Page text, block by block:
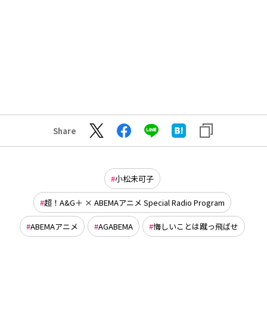
Share
小松未可子
超！A&G＋ × ABEMAアニメ Special Radio Program
ABEMAアニメ AGABEMA 悔しいことは蹴っ飛ばせ